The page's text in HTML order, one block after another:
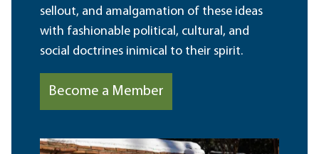
sellout, and amalgamation of these ideas
with fashionable political, cultural, and
social doctrines inimical to their spirit.
Become a Member